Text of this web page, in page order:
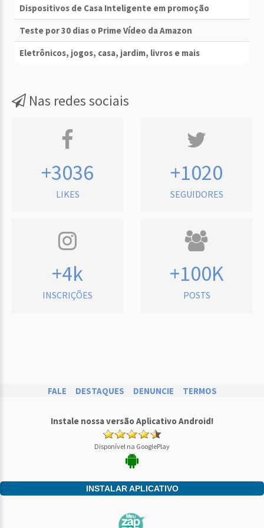
Dispositivos de Casa Inteligente em promoção
Teste por 30 dias o Prime Vídeo da Amazon
Eletrônicos, jogos, casa, jardim, livros e mais
Nas redes sociais
+3036
LIKES
+1020
SEGUIDORES
+4k
INSCRIÇÕES
+100K
POSTS
FALE DESTAQUES DENUNCIE TERMOS
Instale nossa versão Aplicativo Android!
Disponível na GooglePlay
INSTALAR APLICATIVO